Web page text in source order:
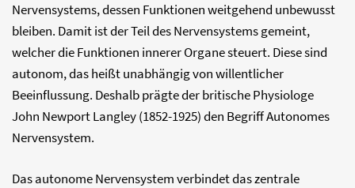
Nervensystems, dessen Funktionen weitgehend unbewusst
bleiben. Damit ist der Teil des Nervensystems gemeint,
welcher die Funktionen innerer Organe steuert. Diese sind
autonom, das heißt unabhängig von willentlicher
Beeinflussung. Deshalb prägte der britische Physiologe
John Newport Langley (1852-1925) den Begriff Autonomes
Nervensystem.
Das autonome Nervensystem verbindet das zentrale